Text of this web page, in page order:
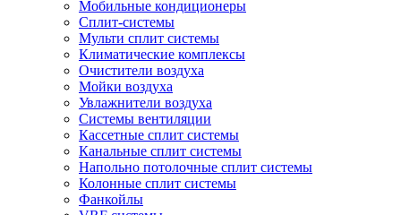
Мобильные кондиционеры
Сплит-системы
Мульти сплит системы
Климатические комплексы
Очистители воздуха
Мойки воздуха
Увлажнители воздуха
Системы вентиляции
Кассетные сплит системы
Канальные сплит системы
Напольно потолочные сплит системы
Колонные сплит системы
Фанкойлы